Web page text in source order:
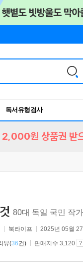
독서유형검사
RBTI Lab
2,000원 상품권 받
80대 독일 국민 작
북라이프 2025년 05월 27
뷰(36건) 판매지수 3,120